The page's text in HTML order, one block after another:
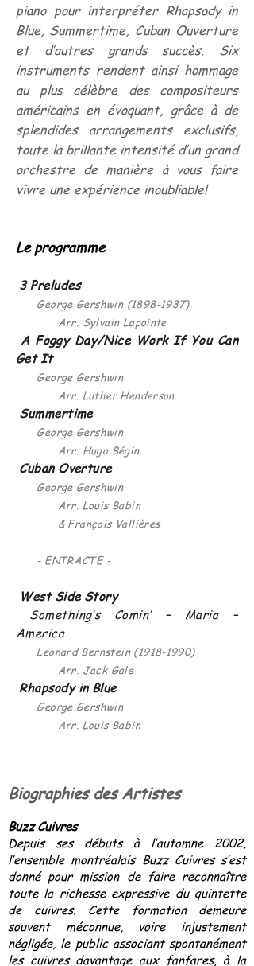
piano pour interpréter Rhapsody in
Blue, Summertime, Cuban Ouverture
et d’autres grands succès. Six
instruments rendent ainsi hommage
au plus célèbre des compositeurs
américains en évoquant, grâce à de
splendides arrangements exclusifs,
toute la brillante intensité d’un grand
orchestre de manière à vous faire
vivre une expérience inoubliable!
Le programme
3 Preludes
George Gershwin (1898-1937)
Arr. Sylvain Lapointe
A Foggy Day/Nice Work If You Can
Get It
George Gershwin
Arr. Luther Henderson
Summertime
George Gershwin
Arr. Hugo Bégin
Cuban Overture
George Gershwin
Arr. Louis Babin
& François Vallières
- ENTRACTE -
West Side Story
Something’s Comin’ – Maria –
America
Leonard Bernstein (1918-1990)
Arr. Jack Gale
Rhapsody in Blue
George Gershwin
Arr. Louis Babin
Biographies des Artistes
Buzz Cuivres
Depuis ses débuts à l’automne 2002,
l’ensemble montréalais Buzz Cuivres s’est
donné pour mission de faire reconnaître
toute la richesse expressive du quintette
de cuivres. Cette formation demeure
souvent méconnue, voire injustement
négligée, le public associant spontanément
les cuivres davantage aux fanfares, à la